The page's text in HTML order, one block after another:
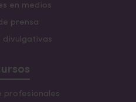
en medios
prensa
divulgativas
profesionales